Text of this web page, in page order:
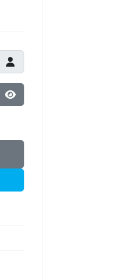
Passwort anzeigen